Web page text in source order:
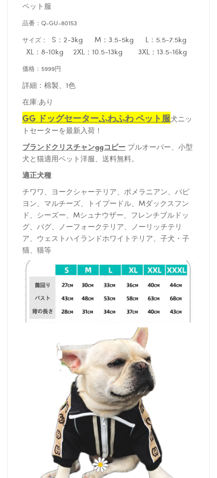
ペット服
品番：Q-GU-80153
サイズ： S：2-3kg M：3.5-5kg L：5.5-7.5kg
XL：8-10kg 2XL：10.5-13kg 3XL：13.5-16kg
価格：5999円
詳細：棉製、1色
在庫:あり
GG ドッグセーターふわふわ ペット服犬ニッ
トセーターを最新入荷！
ブランドクリスチャンggコピー プルオーバー、小型
犬と猫適用ペット洋服、送料無料。
適正犬種
チワワ、ヨークシャーテリア、ポメラニアン、パピ
ヨン、マルチーズ、トイプードル、Mダックスフン
ド、シーズー、Mシュナウザー、フレンチブルドッ
グ、パグ、ノーフォークテリア、ノーリッチテリ
ア、ウェストハイランドホワイトテリア、子犬・子
猫、猫等